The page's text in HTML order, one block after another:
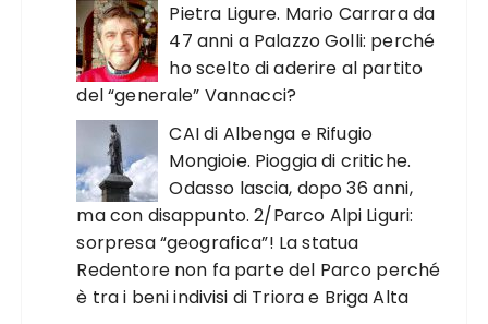
Pietra Ligure. Mario Carrara da
47 anni a Palazzo Golli: perché
ho scelto di aderire al partito
del “generale” Vannacci?
CAI di Albenga e Rifugio
Mongioie. Pioggia di critiche.
Odasso lascia, dopo 36 anni,
ma con disappunto. 2/Parco Alpi Liguri:
sorpresa “geografica”! La statua
Redentore non fa parte del Parco perché
è tra i beni indivisi di Triora e Briga Alta